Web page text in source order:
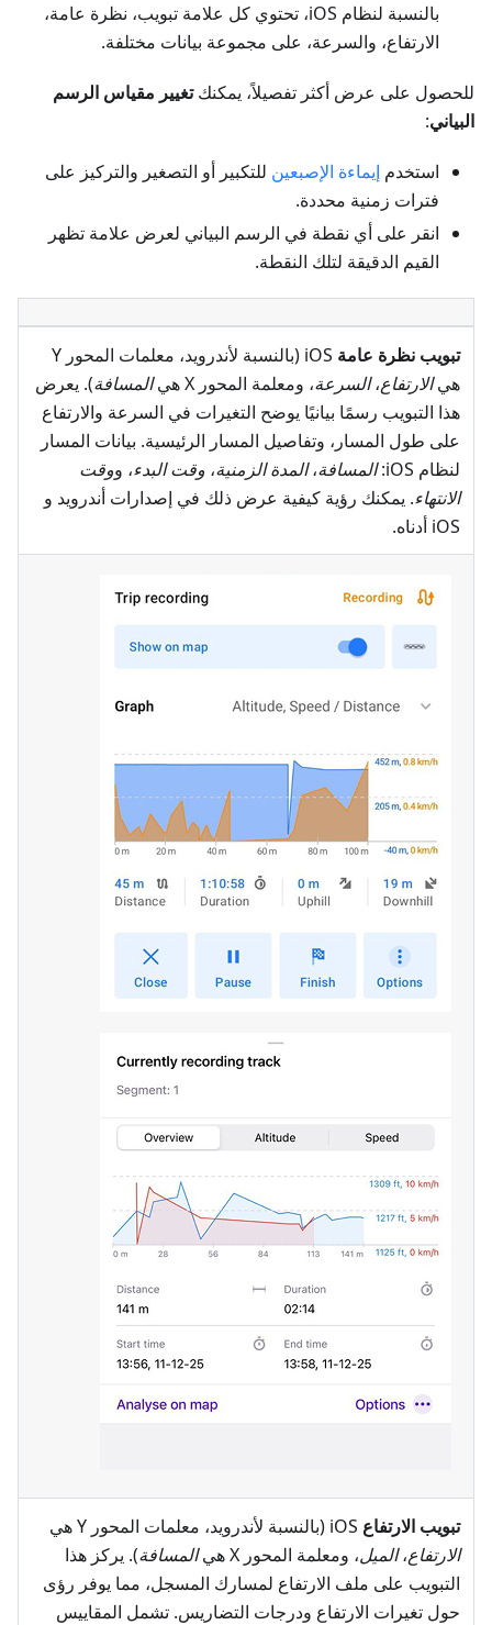
بالنسبة لنظام iOS، تحتوي كل علامة تبويب، نظرة عامة،
الارتفاع، والسرعة، على مجموعة بيانات مختلفة.
للحصول على عرض أكثر تفصيلاً، يمكنكتغيير مقياس الرسم
البياني:
استخدم إيماءة الإصبعين للتكبير أو التصغير والتركيز على
فترات زمنية محددة.
انقر على أي نقطة في الرسم البياني لعرض علامة تظهر
القيم الدقيقة لتلك النقطة.
تبويب نظرة عامة
iOS (بالنسبة لأندرويد، معلمات المحور Y
هيالارتفاع،السرعة، ومعلمة المحور X هي المسافة). يعرض
هذا التبويب رسمًا بيانيًا يوضح التغيرات في السرعة والارتفاع
على طول المسار، وتفاصيل المسار الرئيسية. بيانات المسار
لنظام iOS:
المسافة،المدة الزمنية، وقت البدء، ووقت
الانتهاء. يمكنك رؤية كيفية عرض ذلك في إصدارات أندرويد و
iOS أدناه.
تبويب الارتفاع
الارتفاع،الميل، ومعلمة المحور X هي المسافة). يركز هذا
التبويب على ملف الارتفاع لمسارك المسجل، مما يوفر رؤى
حول تغيرات الارتفاع ودرجات التضاريس. تشمل المقاييس